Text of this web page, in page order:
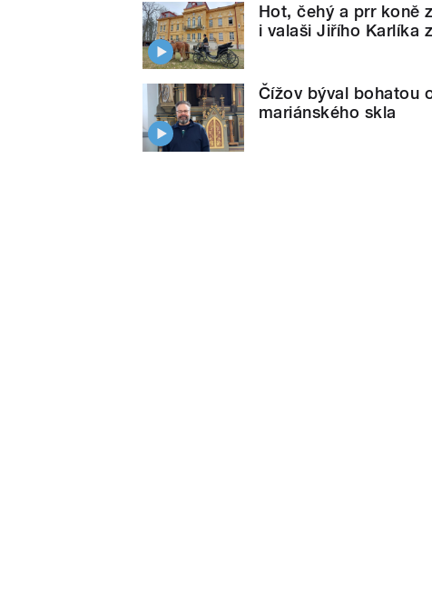
Hot, čehý a prr koně
i valaši Jiřího Karlíka
Čížov býval bohatou
mariánského skla